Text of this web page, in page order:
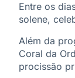
Entre os
solene,
Além da
Coral da
procissão